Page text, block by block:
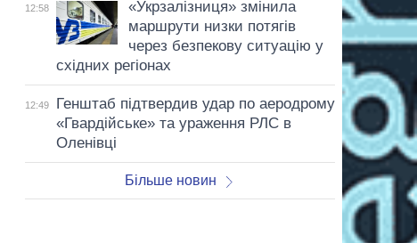
12:58
«Укрзалізниця» змінила
маршрути низки потягів
через безпекову ситуацію у
східних регіонах
12:49
Генштаб підтвердив удар по аеродрому
«Гвардійське» та ураження РЛС в
Оленівці
Більше новин